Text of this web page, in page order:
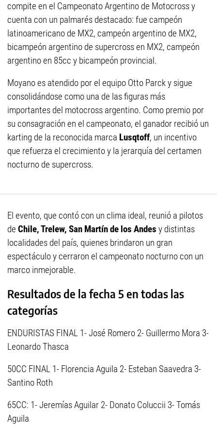
compite en el Campeonato Argentino de Motocross y
cuenta con un palmarés destacado: fue campeón
latinoamericano de MX2, campeón argentino de MX2,
bicampeón argentino de supercross en MX2, campeón
argentino en 85cc y bicampeón provincial.
Moyano es atendido por el equipo Otto Parck y sigue
consolidándose como una de las figuras más
importantes del motocross argentino. Como premio por
su consagración en el campeonato, el ganador recibió un
karting de la reconocida marca Lusqtoff, un incentivo
que refuerza el crecimiento y la jerarquía del certamen
nocturno de supercross.
El evento, que contó con un clima ideal, reunió a pilotos
de Chile, Trelew, San Martín de los Andes y distintas
localidades del país, quienes brindaron un gran
espectáculo y cerraron el campeonato nocturno con un
marco inmejorable.
Resultados de la fecha 5 en todas las
categorías
ENDURISTAS FINAL 1- José Romero 2- Guillermo Mora 3-
Leonardo Thasca
50CC FINAL 1- Florencia Aguila 2- Esteban Saavedra 3-
Santino Roth
65CC: 1- Jeremías Aguilar 2- Donato Coluccii 3- Tomás
Aguila